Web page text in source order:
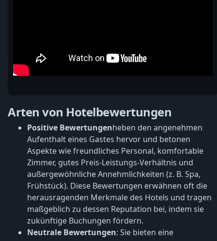
Arten von Hotelbewertungen
Positive Bewertungenheben den angenehmen
Aufenthalt eines Gastes hervor und betonen
Aspekte wie freundliches Personal, komfortable
Zimmer, gutes Preis-Leistungs-Verhältnis und
außergewöhnliche Annehmlichkeiten (z. B. Spa,
Frühstück). Diese Bewertungen erwähnen oft die
herausragenden Merkmale des Hotels und tragen
maßgeblich zu dessen Reputation bei, indem sie
zukünftige Buchungen fördern.
Neutrale Bewertungen: Sie bieten eine